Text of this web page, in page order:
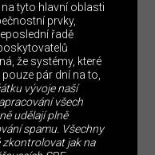
tyto hlavní oblasti
prvky,
řadě
že systémy, které
pár dní na to,
vývoje naší
všech
udělají plně
spamu. Všechny
zkontrolovat jak na